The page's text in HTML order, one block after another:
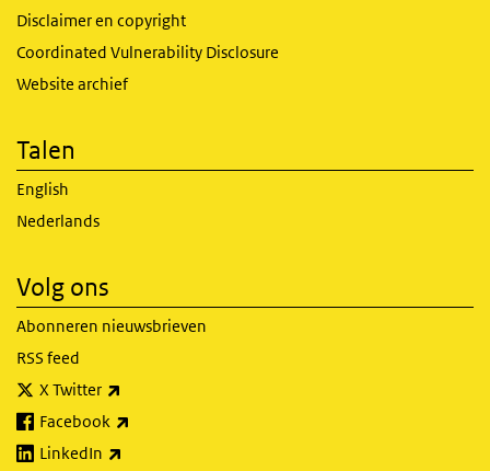
Disclaimer en copyright
Coordinated Vulnerability Disclosure
Website archief
Talen
English
Nederlands
Volg ons
Abonneren nieuwsbrieven
RSS feed
X Twitter
Facebook
LinkedIn